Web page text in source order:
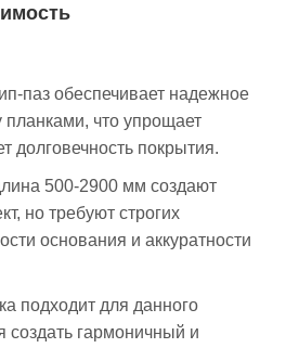
паз обеспечивает надежное
что упрощает
долговечность покрытия.
500-2900 мм создают
но требуют строгих
основания и аккуратности
подходит для данного
создать гармоничный и